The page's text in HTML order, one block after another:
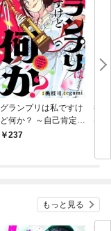
グランプリは私ですけ
ど何か？ ～自己肯定モ
ンスターのミスコン無
237
後
は
もっと見る